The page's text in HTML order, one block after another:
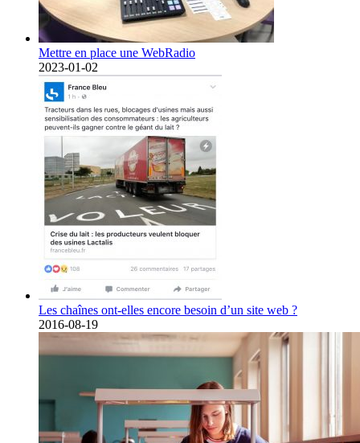
Mettre en place une WebRadio
2023-01-02
Les chaînes ont-elles encore besoin d’un site web ?
2016-08-19